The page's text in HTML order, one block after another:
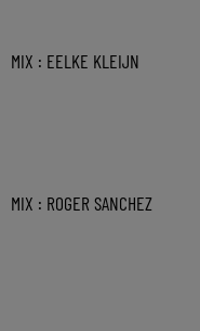
MIX : EELKE KLEIJN
MIX : ROGER SANCHEZ